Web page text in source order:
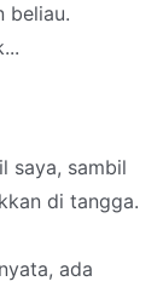
beliau.
saya, sambil
di tangga.
ada